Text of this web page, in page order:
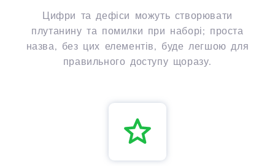
Цифри та дефіси можуть створювати
плутанину та помилки при наборі; проста
назва, без цих елементів, буде легшою для
правильного доступу щоразу.